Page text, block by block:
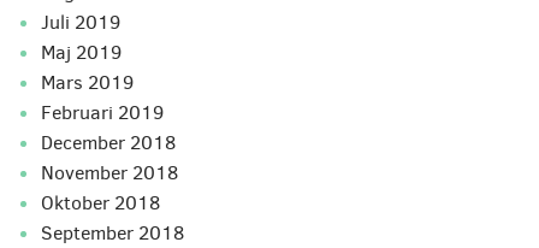
juli 2019
maj 2019
mars 2019
februari 2019
december 2018
november 2018
oktober 2018
september 2018